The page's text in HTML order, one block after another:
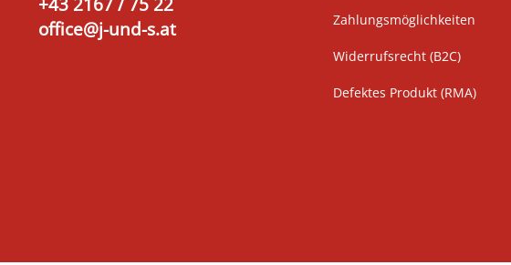
+43 2167 / 75 22
office@j-und-s.at
Zahlungsmöglichkeiten
Widerrufsrecht (B2C)
Defektes Produkt (RMA)